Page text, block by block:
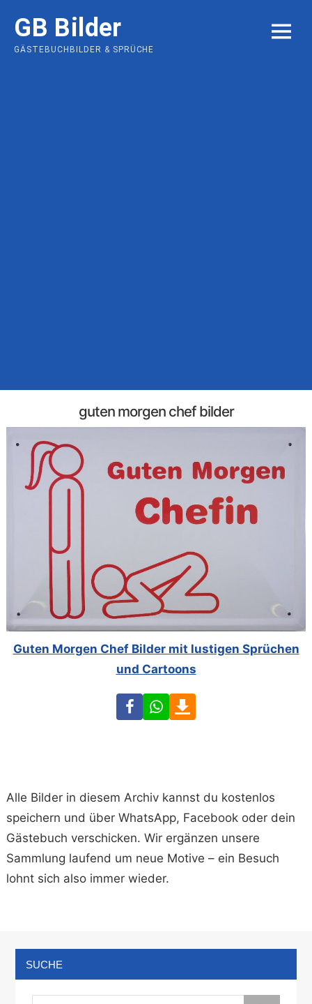
content
GB Bilder
GÄSTEBUCHBILDER & SPRÜCHE
MENU
guten morgen chef bilder
Guten Morgen Chef Bilder mit lustigen Sprüchen
und Cartoons
FacebookWhatsApp
Alle Bilder in diesem Archiv kannst du kostenlos
speichern und über WhatsApp, Facebook oder dein
Gästebuch verschicken. Wir ergänzen unsere
Sammlung laufend um neue Motive – ein Besuch
lohnt sich also immer wieder.
SUCHE